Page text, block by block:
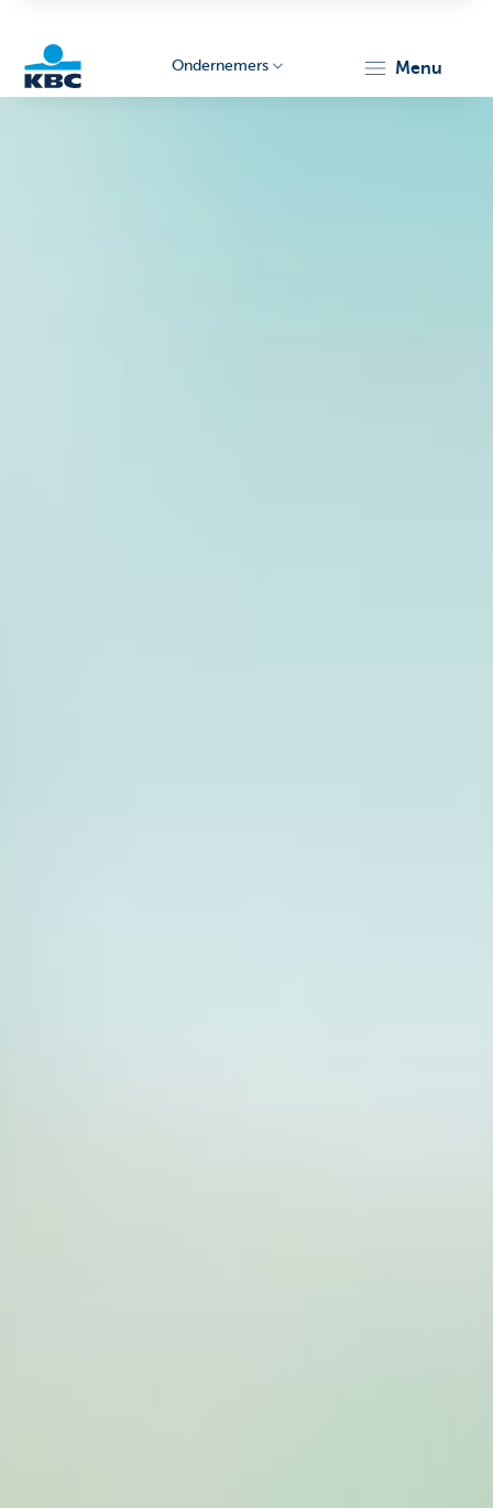
Ondernemers menu